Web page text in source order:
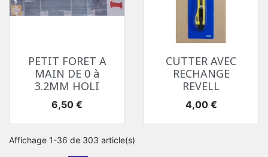
PETIT FORET A
MAIN DE 0 à
3.2MM HOLI
Prix
6,50 €
CUTTER AVEC
RECHANGE
REVELL
Prix
4,00 €
Affichage 1-36 de 303 article(s)